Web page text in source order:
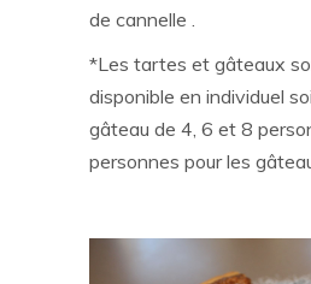
de cannelle .
*Les tartes et gâteaux
disponible en individuel
gâteau de 4, 6 et 8
personnes pour les